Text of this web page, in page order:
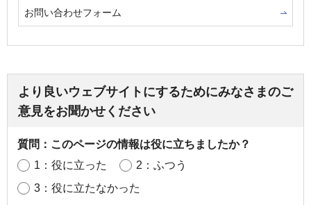
お問い合わせフォーム
より良いウェブサイトにするためにみなさまのご
意見をお聞かせください
質問：このページの情報は役に立ちましたか？
1：役に立った
2：ふつう
3：役に立たなかった